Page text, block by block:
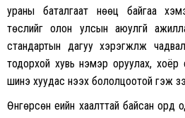
ураны баталгаат нөөц байгаа
төслийг олон улсын аюулгүй
стандартын дагуу хэрэгжүүлж
тодорхой хувь нэмэр оруулах,
шинэ хуудас нээх бололцоотой гэж
Өнгөрсөн үеийн хаалттай байсан орд